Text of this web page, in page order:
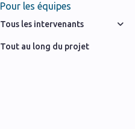
Pour les équipes
Tous les intervenants
Tout au long du projet